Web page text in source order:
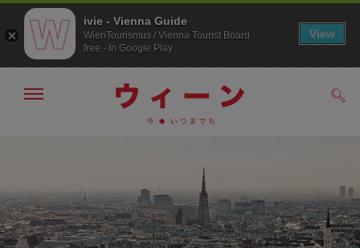
へ
ジ
の
ト
メ
非
表
示
ivie - Vienna Guide
WienTourismus / Vienna Tourist Board
free - In Google Play
View